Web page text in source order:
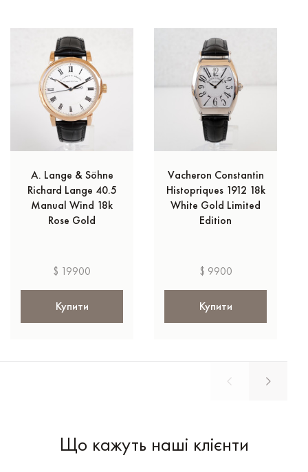
A. Lange & Söhne
Richard Lange 40.5
Manual Wind 18k
Rose Gold
$ 19900
Купити
Vacheron Constantin
Histopriques 1912 18k
White Gold Limited
Edition
$ 9900
Купити
Що кажуть наші клієнти